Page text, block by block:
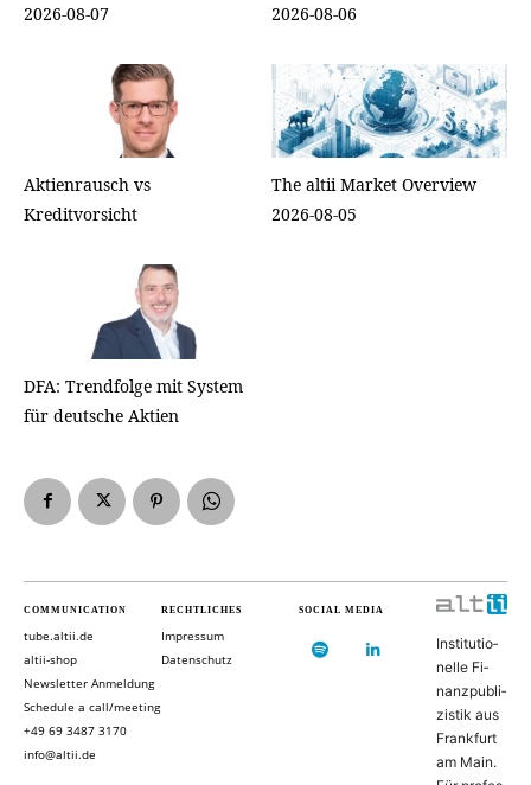
2026-08-07
2026-08-06
Aktienrausch vs
Kreditvorsicht
The altii Market Overview
2026-08-05
DFA: Trendfolge mit System
für deutsche Aktien
COMMUNICATION
tube.altii.de
altii-shop
Newsletter Anmeldung
Schedule a call/meeting
+49 69 3487 3170
info@altii.de
RECHTLICHES
Impressum
Datenschutz
SOCIAL MEDIA
In­sti­tu­ti­o­
nel­le Fi­
nanz­pu­bli­
zis­tik aus
Frank­furt
am Main.